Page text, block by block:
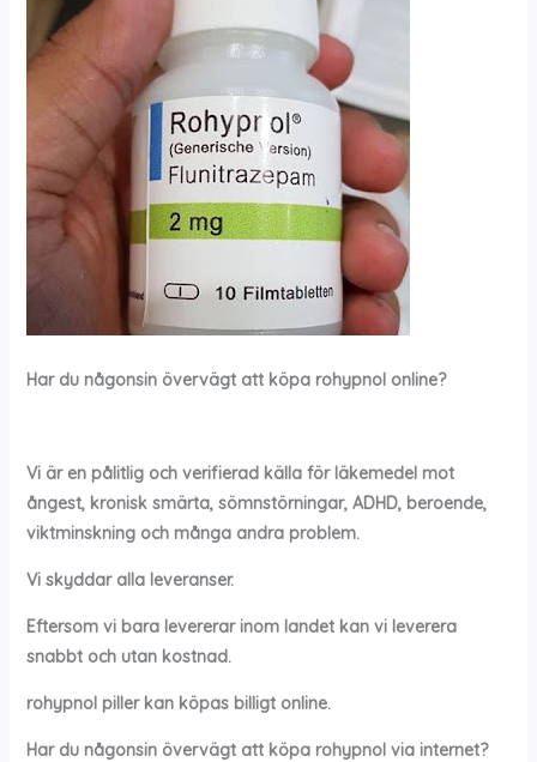
Har du någonsin övervägt att köpa rohypnolonline?
Vi är en pålitlig och verifierad källa för läkemedel mot
ångest, kronisk smärta, sömnstörningar, ADHD, beroende,
viktminskning och många andra problem.
Vi skyddar alla leveranser.
Eftersom vi bara levererar inom landet kan vi leverera
snabbt och utan kostnad.
rohypnol piller kan köpas billigt online.
Har du någonsin övervägt att köpa rohypnol via internet?